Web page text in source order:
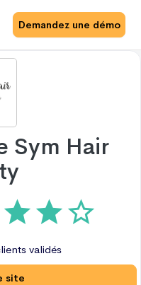
Demandez une démo
Sym Hair
validés
site